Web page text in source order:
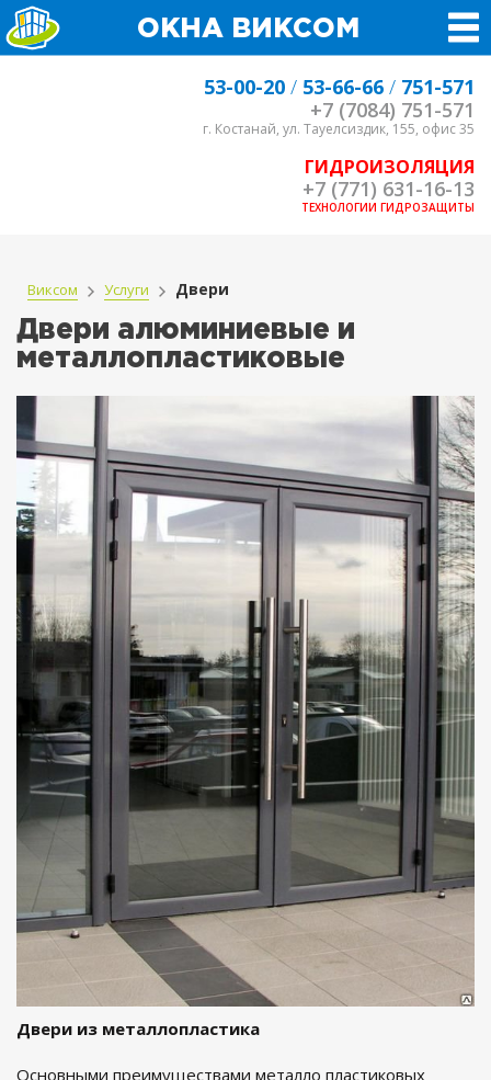
ОКНА ВИКСОМ
53-00-20 / 53-66-66 / 751-571
+7 (7084) 751-571
г. Костанай, ул. Тауелсиздик, 155, офис 35
ГИДРОИЗОЛЯЦИЯ
+7 (771) 631-16-13
ТЕХНОЛОГИИ ГИДРОЗАЩИТЫ
Виксом Услуги Двери
Двери алюминиевые и
металлопластиковые
Двери из металлопластика
Основными преимуществами металло пластиковых